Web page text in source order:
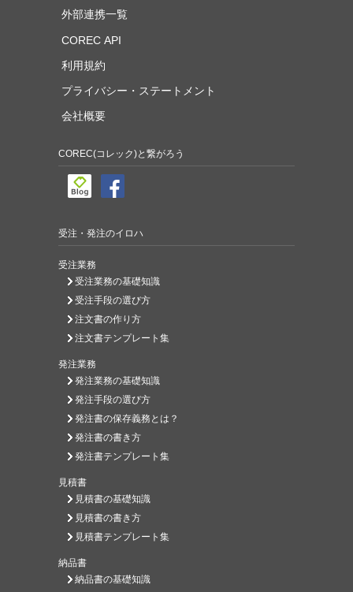
外部連携一覧
COREC API
利用規約
プライバシー・ステートメント
会社概要
COREC(コレック)と繋がろう
受注・発注のイロハ
受注業務
受注業務の基礎知識
受注手段の選び方
注文書の作り方
注文書テンプレート集
発注業務
発注業務の基礎知識
発注手段の選び方
発注書の保存義務とは？
発注書の書き方
発注書テンプレート集
見積書
見積書の基礎知識
見積書の書き方
見積書テンプレート集
納品書
納品書の基礎知識